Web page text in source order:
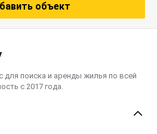
объект
поиска и аренды жилья по всей
с 2017 года.